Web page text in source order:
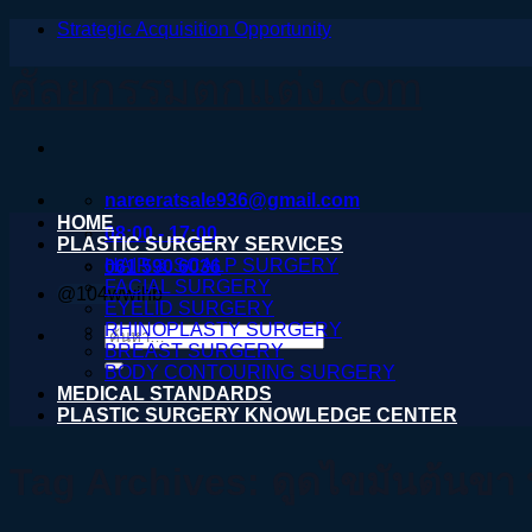
ข้าม
Strategic Acquisition Opportunity
nareeratsale936@gmail.com
08:00 - 17:00
061 590 6036
@104wwihb
ค้นหา:
HOME
PLASTIC SURGERY SERVICES
HAIR & SCALP SURGERY
FACIAL SURGERY
EYELID SURGERY
RHINOPLASTY SURGERY
BREAST SURGERY
BODY CONTOURING SURGERY
MEDICAL STANDARDS
PLASTIC SURGERY KNOWLEDGE CENTER